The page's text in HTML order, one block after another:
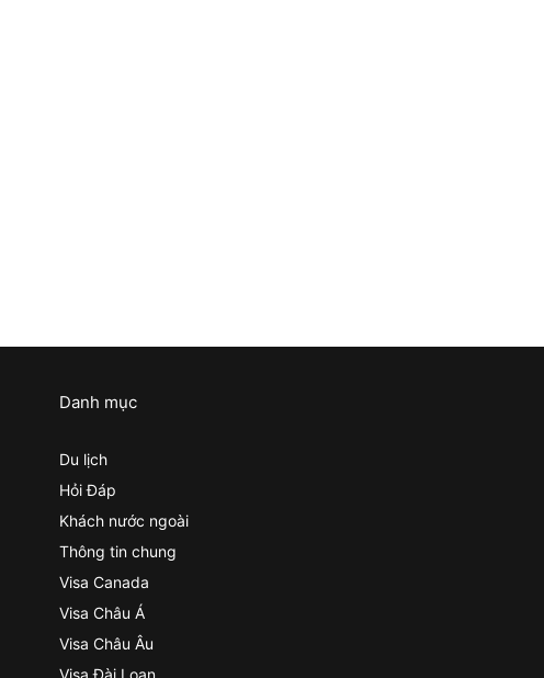
Danh mục
Du lịch
Hỏi Đáp
Khách nước ngoài
Thông tin chung
Visa Canada
Visa Châu Á
Visa Châu Âu
Visa Đài Loan